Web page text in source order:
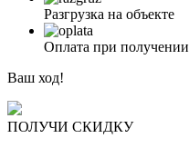
Разгрузка на объекте
Оплата при получении
Ваш ход!
ПОЛУЧИ СКИДКУ